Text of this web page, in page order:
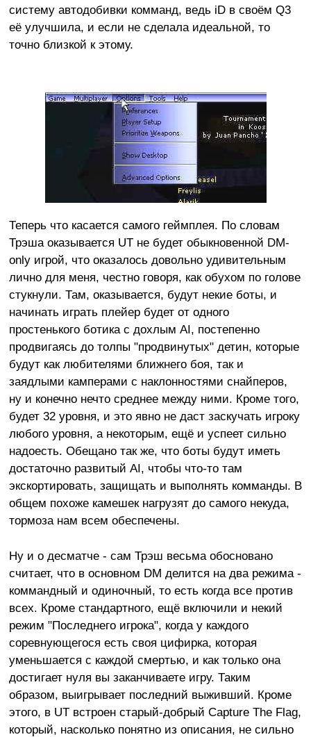
систему автодобивки комманд, ведь iD в своём Q3
её улучшила, и если не сделала идеальной, то
точно близкой к этому.
Теперь что касается самого геймплея. По словам
Трэша оказывается UT не будет обыкновенной DM-
only игрой, что оказалось довольно удивительным
лично для меня, честно говоря, как обухом по голове
стукнули. Там, оказывается, будут некие боты, и
начинать играть плейер будет от одного
простенького ботика с дохлым AI, постепенно
продвигаясь до толпы "продвинутых" детин, которые
будут как любителями ближнего боя, так и
заядлыми камперами с наклонностями снайперов,
ну и конечно нечто среднее между ними. Кроме того,
будет 32 уровня, и это явно не даст заскучать игроку
любого уровня, а некоторым, ещё и успеет сильно
надоесть. Обещано так же, что боты будут иметь
достаточно развитый AI, чтобы что-то там
экскортировать, защищать и выполнять комманды. В
общем похоже камешек нагрузят до самого некуда,
тормоза нам всем обеспечены.
Ну и о десматче - сам Трэш весьма обосновано
считает, что в основном DM делится на два режима -
коммандный и одиночный, то есть когда все против
всех. Кроме стандартного, ещё включили и некий
режим "Последнего игрока", когда у каждого
соревнующегося есть своя цифирка, которая
уменьшается с каждой смертью, и как только она
достигает нуля вы заканчиваете игру. Таким
образом, выигрывает последний выживший. Кроме
этого, в UT встроен старый-добрый Capture The Flag,
который, насколько понятно из описания, не сильно